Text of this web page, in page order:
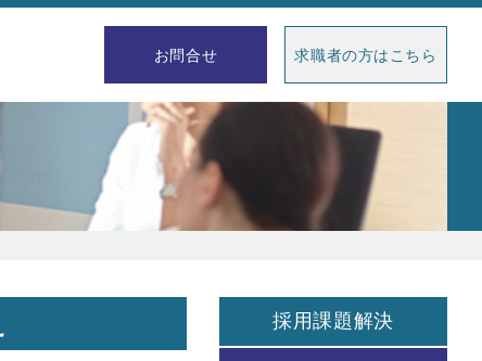
お問合せ 求職者の方はこちら
採用課題解決